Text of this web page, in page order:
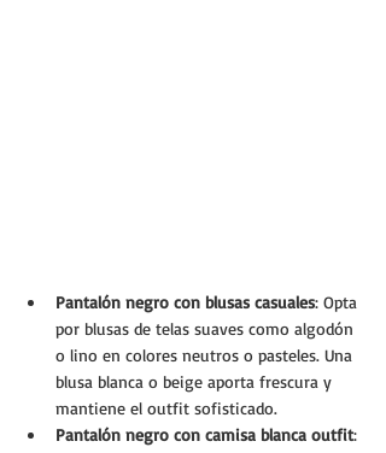
Pantalón negro con blusas casuales: Opta
por blusas de telas suaves como algodón
o lino en colores neutros o pasteles. Una
blusa blanca o beige aporta frescura y
mantiene el outfit sofisticado.
Pantalón negro con camisa blanca outfit: